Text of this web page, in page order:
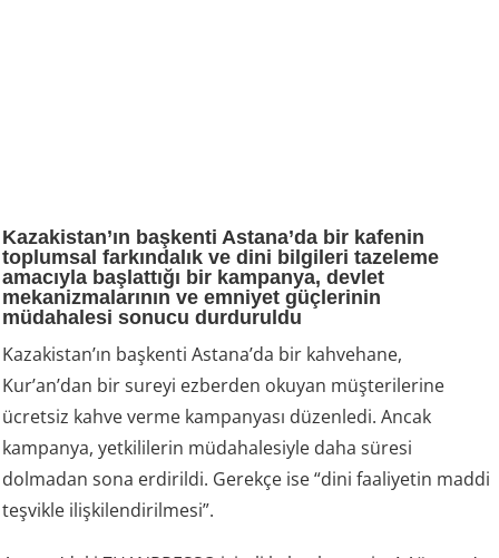
Kazakistan’ın başkenti Astana’da bir kafenin
toplumsal farkındalık ve dini bilgileri tazeleme
amacıyla başlattığı bir kampanya, devlet
mekanizmalarının ve emniyet güçlerinin
müdahalesi sonucu durduruldu
Kazakistan’ın başkenti Astana’da bir kahvehane,
Kur’an’dan bir sureyi ezberden okuyan müşterilerine
ücretsiz kahve verme kampanyası düzenledi. Ancak
kampanya, yetkililerin müdahalesiyle daha süresi
dolmadan sona erdirildi. Gerekçe ise “dini faaliyetin maddi
teşvikle ilişkilendirilmesi”.